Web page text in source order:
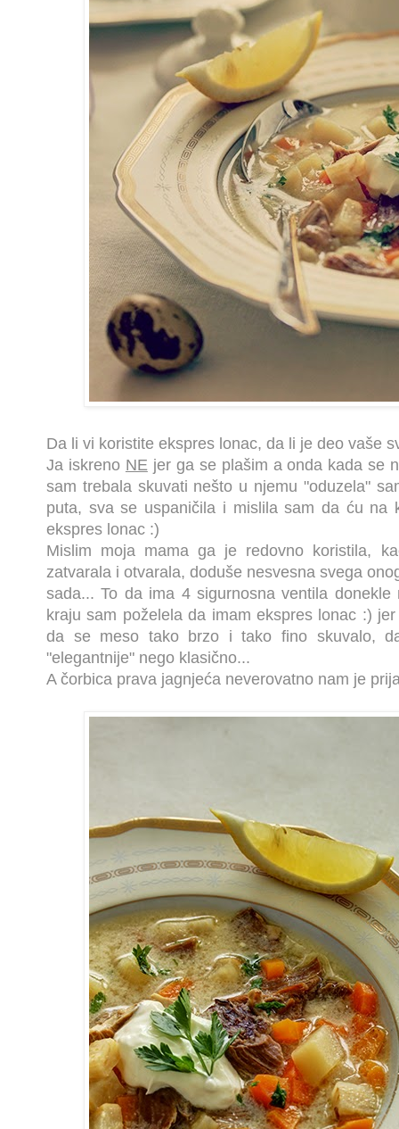
Da li vi koristite ekspres lonac, da li je deo vaše
Ja iskreno NEjer ga se plašim a onda kada se
sam trebala skuvati nešto u njemu "oduzela"
puta, sva se uspaničila i mislila sam da ću na
ekspres lonac :)
Mislim moja mama ga je redovno koristila,
zatvarala i otvarala, doduše nesvesna svega
sada... To da ima 4 sigurnosna ventila
kraju sam poželela da imam ekspres lonac :)
da se meso tako brzo i tako fino skuvalo,
"elegantnije" nego klasično...
A čorbica prava jagnjeća neverovatno nam je